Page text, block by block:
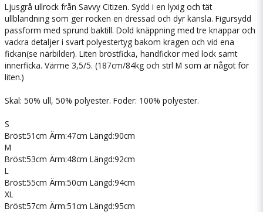
Ljusgrå ullrock från Savvy Citizen. Sydd i en lyxig och tät
ullblandning som ger rocken en dressad och dyr känsla. Figursydd
passform med sprund baktill. Dold knäppning med tre knappar och
vackra detaljer i svart polyestertyg bakom kragen och vid ena
fickan(se närbilder). Liten bröstficka, handfickor med lock samt
innerficka. Värme 3,5/5. (187cm/84kg och strl M som är något för
liten.)
Skal: 50% ull, 50% polyester. Foder: 100% polyester.
S
Bröst:51cm Ärm:47cm Längd:90cm
M
Bröst:53cm Ärm:48cm Längd:92cm
L
Bröst:55cm Ärm:50cm Längd:94cm
XL
Bröst:57cm Ärm:51cm Längd:95cm